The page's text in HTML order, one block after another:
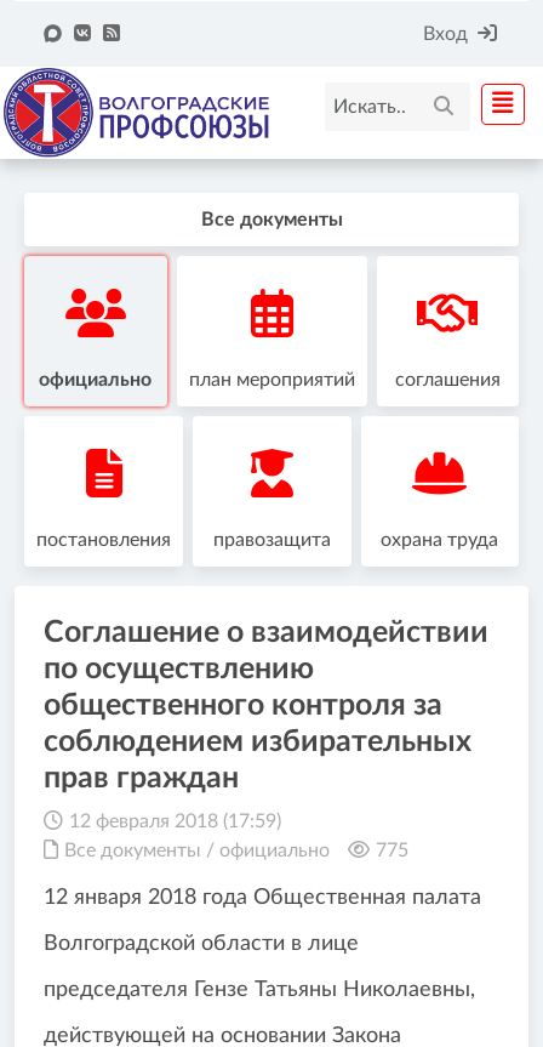
Вход
Все документы
официально план мероприятий соглашения
постановления правозащита охрана труда
Соглашение о взаимодействии
по осуществлению
общественного контроля за
соблюдением избирательных
прав граждан
12 февраля 2018 (17:59)
Все документы / официально 775
12 января 2018 года Общественная палата
Волгоградской области в лице
председателя Гензе Татьяны Николаевны,
действующей на основании Закона